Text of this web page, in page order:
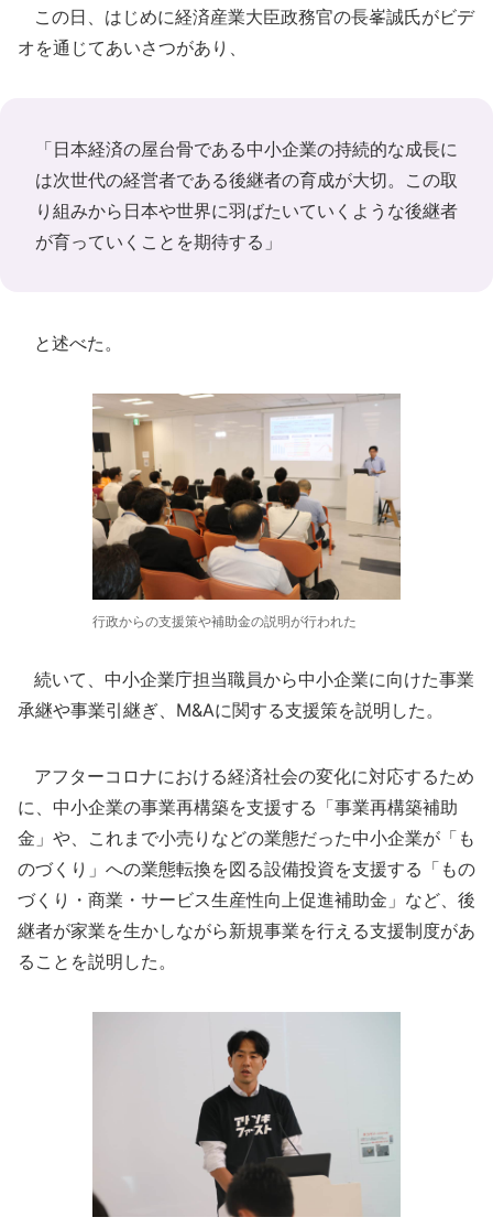
この日、はじめに経済産業大臣政務官の長峯誠氏がビデ
オを通じてあいさつがあり、
「日本経済の屋台骨である中小企業の持続的な成長に
は次世代の経営者である後継者の育成が大切。この取
り組みから日本や世界に羽ばたいていくような後継者
が育っていくことを期待する」
と述べた。
行政からの支援策や補助金の説明が行われた
続いて、中小企業庁担当職員から中小企業に向けた事業
承継や事業引継ぎ、M&Aに関する支援策を説明した。
アフターコロナにおける経済社会の変化に対応するため
に、中小企業の事業再構築を支援する「事業再構築補助
金」や、これまで小売りなどの業態だった中小企業が「も
のづくり」への業態転換を図る設備投資を支援する「もの
づくり・商業・サービス生産性向上促進補助金」など、後
継者が家業を生かしながら新規事業を行える支援制度があ
ることを説明した。